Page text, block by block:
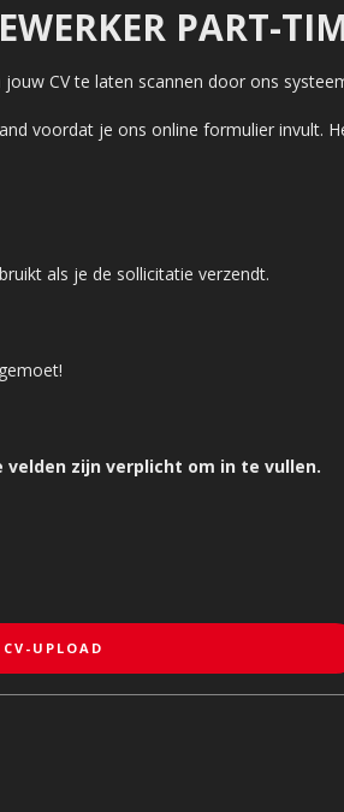
PART-
CV te laten scannen door ons
voordat je ons online formulier invult.
als je de sollicitatie verzendt.
velden zijn verplicht om in te vullen.
CV-UPLOAD